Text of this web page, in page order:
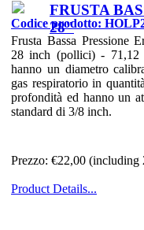
FRUSTA
28"
Codice prodotto:
Frusta Bassa Pressione
28 inch (pollici) - 71,12
hanno un diametro
gas respiratorio in
profondità ed hanno un
standard di 3/8 inch.
Prezzo: €22,00 (including
Product Details...